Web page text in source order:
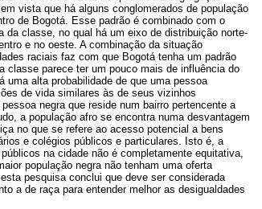
vista que há alguns conglomerados de população
de Bogotá. Esse padrão é combinado com o
da classe, no qual há um eixo de distribuição norte-
e no oeste. A combinação da situação
raciais faz com que Bogotá tenha um padrão
classe parece ter um pouco mais de influência do
uma alta probabilidade de que uma pessoa
de vida similares às de seus vizinhos
negra que reside num bairro pertencente a
a população afro se encontra numa desvantagem
no que se refere ao acesso potencial a bens
e colégios públicos e particulares. Isto é, a
na cidade não é completamente equitativa,
população negra não tenham uma oferta
pesquisa conclui que deve ser considerada
a de raça para entender melhor as desigualdades